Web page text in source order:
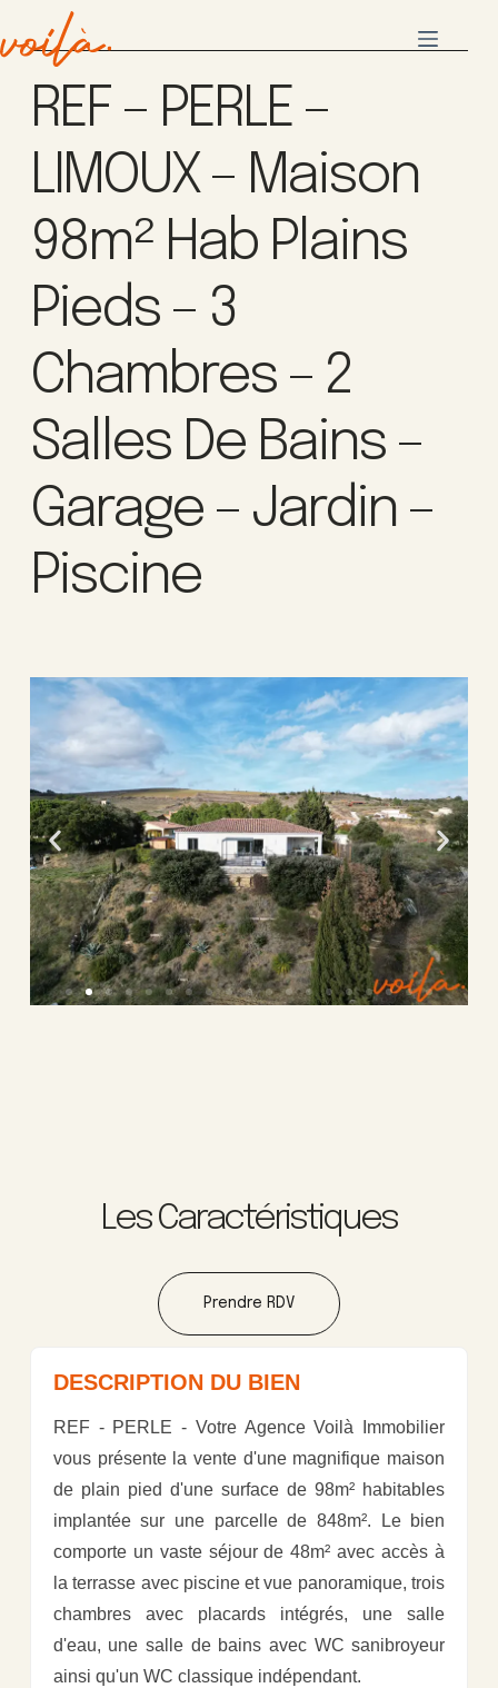
REF – PERLE –
LIMOUX – Maison
98m² Hab Plains
Pieds – 3
Chambres – 2
Salles De Bains –
Garage – Jardin –
Piscine
Les Caractéristiques
Prendre RDV
DESCRIPTION DU BIEN
REF - PERLE - Votre Agence Voilà Immobilier
vous présente la vente d'une magnifique maison
de plain pied d'une surface de 98m² habitables
implantée sur une parcelle de 848m². Le bien
comporte un vaste séjour de 48m² avec accès à
la terrasse avec piscine et vue panoramique, trois
chambres avec placards intégrés, une salle
d'eau, une salle de bains avec WC sanibroyeur
ainsi qu'un WC classique indépendant.